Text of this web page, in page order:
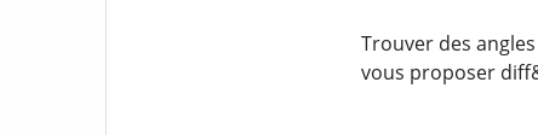
Trouver des
vous proposer